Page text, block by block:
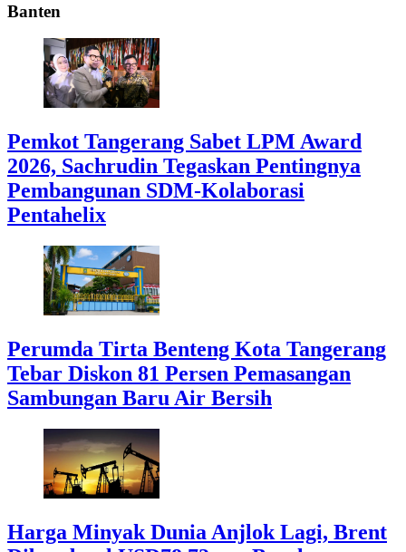
Banten
Pemkot Tangerang Sabet LPM Award
2026, Sachrudin Tegaskan Pentingnya
Pembangunan SDM-Kolaborasi
Pentahelix
Perumda Tirta Benteng Kota Tangerang
Tebar Diskon 81 Persen Pemasangan
Sambungan Baru Air Bersih
Harga Minyak Dunia Anjlok Lagi, Brent